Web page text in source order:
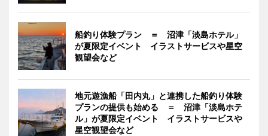
船釣り体験プラン ＝ 沼津「淡島ホテル」
が夏限定イベント イラストサービスや星空
観望会など
地元遊漁船「田内丸」と連携した船釣り体験
プランの提供も始める ＝ 沼津「淡島ホテ
ル」が夏限定イベント イラストサービスや
星空観望会など